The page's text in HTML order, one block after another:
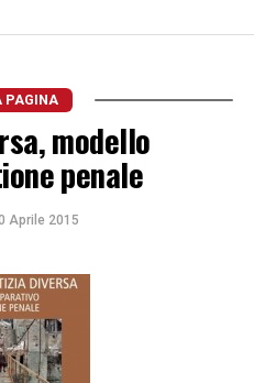
PAGINA
modello
penale
Aprile 2015